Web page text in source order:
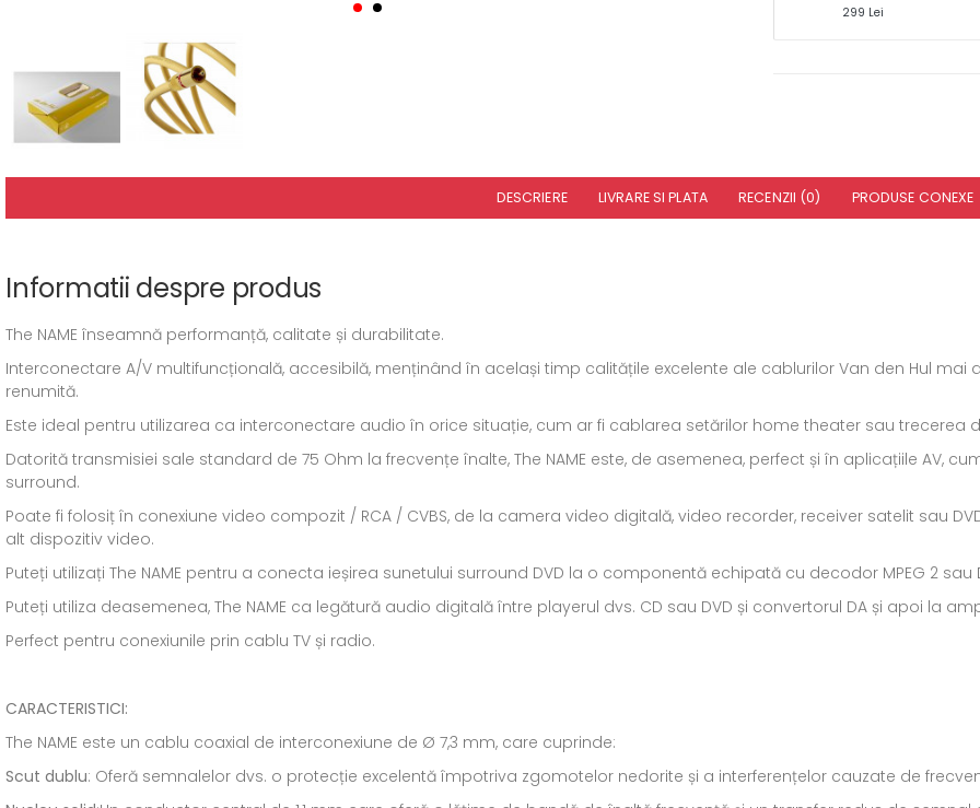
299 Lei
DESCRIERE LIVRARE SI PLATA RECENZII (0) PRODUSE CONEXE
Informatii despre produs
The NAME înseamnă performanță, calitate și durabilitate.
Interconectare A/V multifuncțională, accesibilă, menținând în același timp calitățile excelente ale cablurilor Van den Hul
renumită.
Este ideal pentru utilizarea ca interconectare audio în orice situație, cum ar fi cablarea setărilor home theater sau trecerea
Datorită transmisiei sale standard de 75 Ohm la frecvențe înalte, The NAME este, de asemenea, perfect și în aplicațiile AV,
surround.
Poate fi folosiț în conexiune video compozit / RCA / CVBS, de la camera video digitală, video recorder, receiver satelit sau
alt dispozitiv video.
Puteți utilizați The NAME pentru a conecta ieșirea sunetului surround DVD la o componentă echipată cu decodor MPEG 2
Puteți utiliza deasemenea, The NAME ca legătură audio digitală între playerul dvs. CD sau DVD și convertorul DA și apoi la
Perfect pentru conexiunile prin cablu TV și radio.
CARACTERISTICI:
The NAME este un cablu coaxial de interconexiune de Ø 7,3 mm, care cuprinde:
Scut dublu: Oferă semnalelor dvs. o protecție excelentă împotriva zgomotelor nedorite și a interferențelor cauzate de